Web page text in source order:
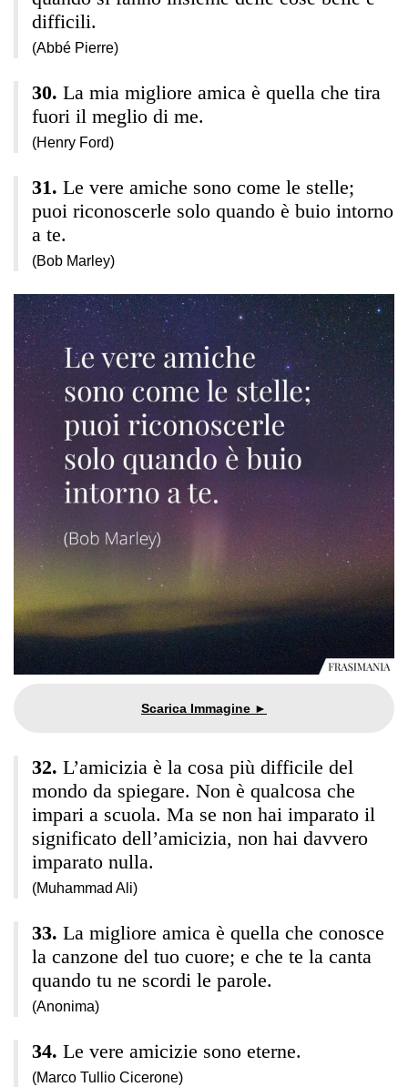
difficili.
(Abbé Pierre)
La mia migliore amica è quella che tira
fuori il meglio di me.
(Henry Ford)
Le vere amiche sono come le stelle;
puoi riconoscerle solo quando è buio intorno
a te.
(Bob Marley)
L’amicizia è la cosa più difficile del
mondo da spiegare. Non è qualcosa che
impari a scuola. Ma se non hai imparato il
significato dell’amicizia, non hai davvero
imparato nulla.
(Muhammad Ali)
La migliore amica è quella che conosce
la canzone del tuo cuore; e che te la canta
quando tu ne scordi le parole.
(Anonima)
Le vere amicizie sono eterne.
(Marco Tullio Cicerone)